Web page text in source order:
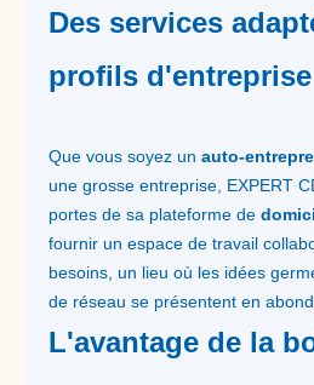
Des services
profils d'entreprise
Que vous soyez un auto-
une grosse entreprise, EXPERT
portes de sa plateforme de
fournir un espace de travail
besoins, un lieu où les idées
de réseau se présentent en
L'avantage de la